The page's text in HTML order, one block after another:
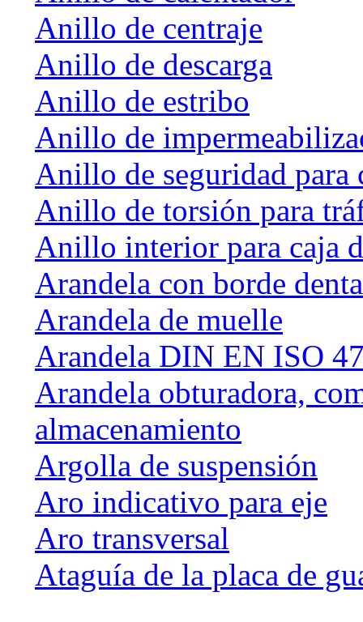
Anillo de centraje
Anillo de descarga
Anillo de estribo
Anillo de
Anillo de seguridad para
Anillo de torsión para
Anillo interior para caja
Arandela con borde
Arandela de muelle
Arandela DIN EN ISO
Arandela obturadora,
almacenamiento
Argolla de suspensión
Aro indicativo para eje
Aro transversal
Ataguía de la placa de